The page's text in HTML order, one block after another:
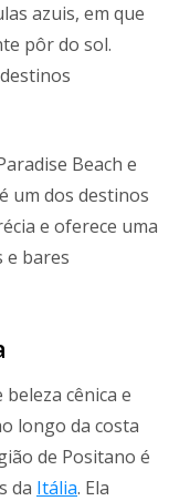
azuis, em que
pôr do sol.
Beach e
um dos destinos
e oferece uma
e bares
cênica e
longo da costa
de Positano é
da Itália. Ela